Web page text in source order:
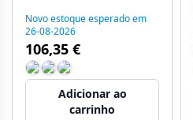
Novo estoque esperado em
26-08-2026
106,35 €
Adicionar ao
carrinho